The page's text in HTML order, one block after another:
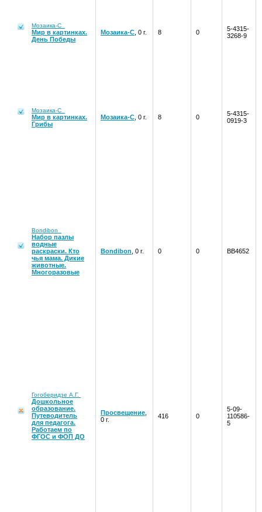
Мозаика-С
Мир в картинках.
День Победы
Мозаика-С , 0 г. 8 0
5-4315-
3268-9
Мозаика-С
Мир в картинках.
Грибы
Мозаика-С , 0 г. 8 0
5-4315-
0919-3
Bondibon
Набор пазлы
водные
раскраски. Кто
чья мама. Дикие
животные.
Многоразовые
Bondibon , 0 г. 0 0 ВВ4652
Гогоберидзе А.Г.
Дошкольное
образование.
Путеводитель
для педагога.
Работаем по
ФГОС и ФОП ДО
Просвещение
0 г.
416 0
5-09-
110586-
5